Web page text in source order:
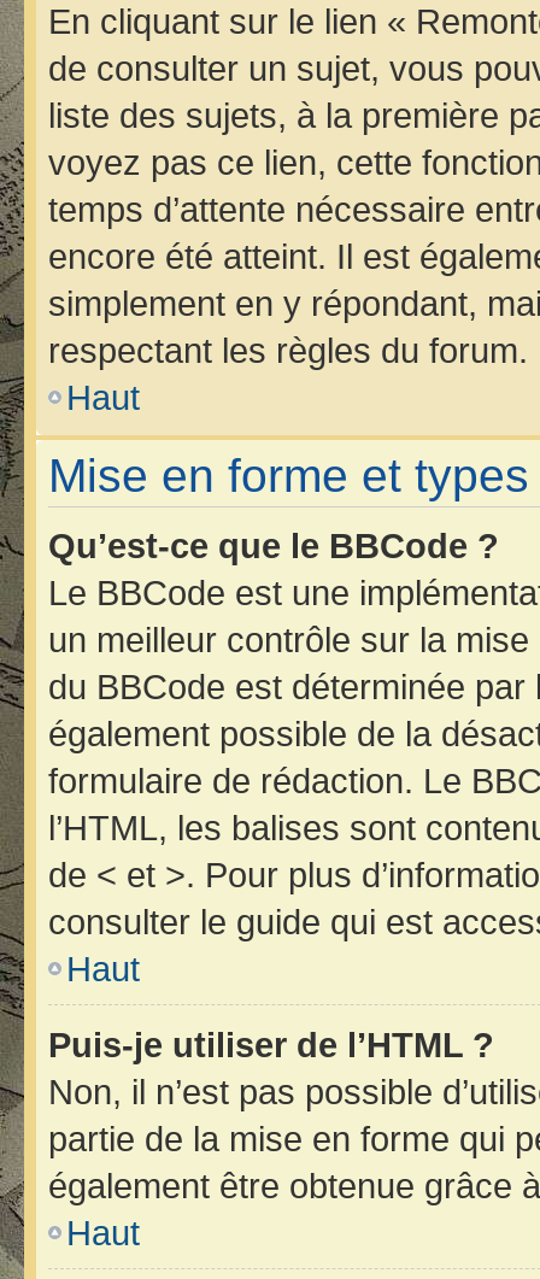
En cliquant sur le lien «
de consulter un sujet, vous
liste des sujets, à la première
voyez pas ce lien, cette
temps d’attente nécessaire
encore été atteint. Il est
simplement en y répondant,
respectant les règles du forum.
Haut
Mise en forme et
Qu’est-ce que le BBCode ?
Le BBCode est une
un meilleur contrôle sur la mise
du BBCode est déterminée par
également possible de la
formulaire de rédaction. Le
l’HTML, les balises sont
de < et >. Pour plus
consulter le guide qui est
Haut
Puis-je utiliser de l’HTML ?
Non, il n’est pas possible
partie de la mise en forme qui
également être obtenue grâce
Haut